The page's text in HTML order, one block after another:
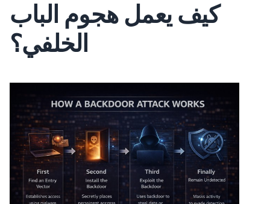
كيف يعمل هجوم الباب
الخلفي؟